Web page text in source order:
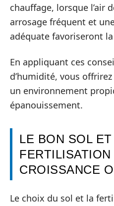
chauffage, lorsque l’air
arrosage fréquent et
adéquate favoriseront
En appliquant ces
d’humidité, vous
un environnement
épanouissement.
LE BON SOL
CROISSANCE
Le choix du sol et la